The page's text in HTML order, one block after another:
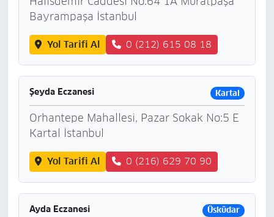
Bayrampaşa İstanbul
Yol Tarifi Al 0 (212) 615 08 18
Şeyda Eczanesi Kartal
Orhantepe Mahallesi, Pazar Sokak No:5 E
Kartal İstanbul
Yol Tarifi Al 0 (216) 629 70 90
Ayda Eczanesi Üsküdar